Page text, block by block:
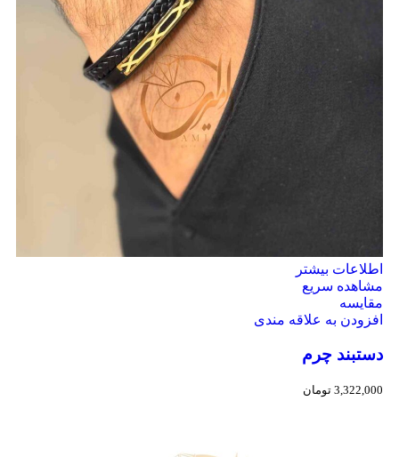
اطلاعات بیشتر
مشاهده سریع
مقایسه
افزودن به علاقه مندی
دستبند چرم
3,322,000 تومان